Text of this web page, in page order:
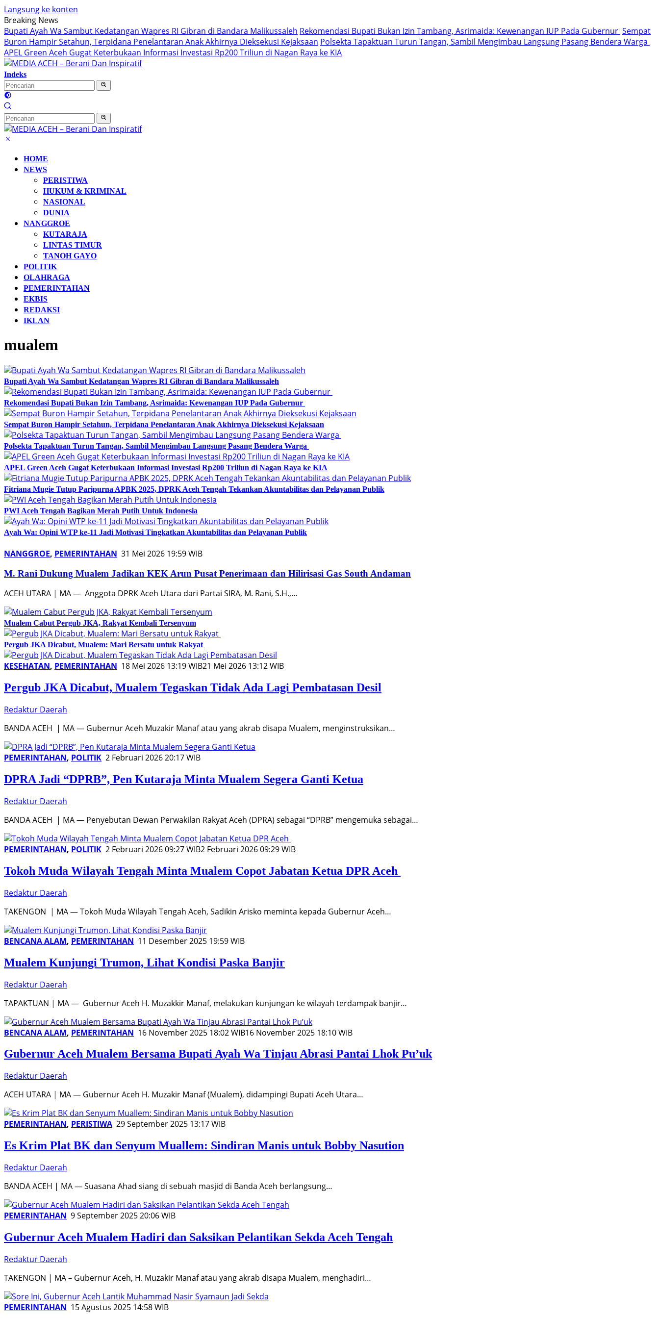
Langsung ke konten
Breaking News
Bupati Ayah Wa Sambut Kedatangan Wapres RI Gibran di Bandara Malikussaleh Rekomendasi Bupati Bukan Izin Tambang, Asrimaida: Kewenangan IUP Pada Gubernur Sempat
Buron Hampir Setahun, Terpidana Penelantaran Anak Akhirnya Dieksekusi Kejaksaan Polsekta Tapaktuan Turun Tangan, Sambil Mengimbau Langsung Pasang Bendera Warga
APEL Green Aceh Gugat Keterbukaan Informasi Investasi Rp200 Triliun di Nagan Raya ke KIA
Indeks
HOME
NEWS
PERISTIWA
HUKUM & KRIMINAL
NASIONAL
DUNIA
NANGGROE
KUTARAJA
LINTAS TIMUR
TANOH GAYO
POLITIK
OLAHRAGA
PEMERINTAHAN
EKBIS
REDAKSI
IKLAN
mualem
Bupati Ayah Wa Sambut Kedatangan Wapres RI Gibran di Bandara Malikussaleh
Rekomendasi Bupati Bukan Izin Tambang, Asrimaida: Kewenangan IUP Pada Gubernur
Sempat Buron Hampir Setahun, Terpidana Penelantaran Anak Akhirnya Dieksekusi Kejaksaan
Polsekta Tapaktuan Turun Tangan, Sambil Mengimbau Langsung Pasang Bendera Warga
APEL Green Aceh Gugat Keterbukaan Informasi Investasi Rp200 Triliun di Nagan Raya ke KIA
Fitriana Mugie Tutup Paripurna APBK 2025, DPRK Aceh Tengah Tekankan Akuntabilitas dan Pelayanan Publik
PWI Aceh Tengah Bagikan Merah Putih Untuk Indonesia
Ayah Wa: Opini WTP ke-11 Jadi Motivasi Tingkatkan Akuntabilitas dan Pelayanan Publik
NANGGROE, PEMERINTAHAN 31 Mei 2026 19:59 WIB
M. Rani Dukung Mualem Jadikan KEK Arun Pusat Penerimaan dan Hilirisasi Gas South Andaman
ACEH UTARA | MA — Anggota DPRK Aceh Utara dari Partai SIRA, M. Rani, S.H.,…
Mualem Cabut Pergub JKA, Rakyat Kembali Tersenyum
Pergub JKA Dicabut, Mualem: Mari Bersatu untuk Rakyat
KESEHATAN, PEMERINTAHAN 18 Mei 2026 13:19 WIB21 Mei 2026 13:12 WIB
Pergub JKA Dicabut, Mualem Tegaskan Tidak Ada Lagi Pembatasan Desil
Redaktur Daerah
BANDA ACEH | MA — Gubernur Aceh Muzakir Manaf atau yang akrab disapa Mualem, menginstruksikan…
PEMERINTAHAN, POLITIK 2 Februari 2026 20:17 WIB
DPRA Jadi “DPRB”, Pen Kutaraja Minta Mualem Segera Ganti Ketua
Redaktur Daerah
BANDA ACEH | MA — Penyebutan Dewan Perwakilan Rakyat Aceh (DPRA) sebagai “DPRB” mengemuka sebagai…
PEMERINTAHAN, POLITIK 2 Februari 2026 09:27 WIB2 Februari 2026 09:29 WIB
Tokoh Muda Wilayah Tengah Minta Mualem Copot Jabatan Ketua DPR Aceh
Redaktur Daerah
TAKENGON | MA — Tokoh Muda Wilayah Tengah Aceh, Sadikin Arisko meminta kepada Gubernur Aceh…
BENCANA ALAM, PEMERINTAHAN 11 Desember 2025 19:59 WIB
Mualem Kunjungi Trumon, Lihat Kondisi Paska Banjir
Redaktur Daerah
TAPAKTUAN | MA — Gubernur Aceh H. Muzakkir Manaf, melakukan kunjungan ke wilayah terdampak banjir…
BENCANA ALAM, PEMERINTAHAN 16 November 2025 18:02 WIB16 November 2025 18:10 WIB
Gubernur Aceh Mualem Bersama Bupati Ayah Wa Tinjau Abrasi Pantai Lhok Pu’uk
Redaktur Daerah
ACEH UTARA | MA — Gubernur Aceh H. Muzakir Manaf (Mualem), didampingi Bupati Aceh Utara…
PEMERINTAHAN, PERISTIWA 29 September 2025 13:17 WIB
Es Krim Plat BK dan Senyum Muallem: Sindiran Manis untuk Bobby Nasution
Redaktur Daerah
BANDA ACEH | MA — Suasana Ahad siang di sebuah masjid di Banda Aceh berlangsung…
PEMERINTAHAN 9 September 2025 20:06 WIB
Gubernur Aceh Mualem Hadiri dan Saksikan Pelantikan Sekda Aceh Tengah
Redaktur Daerah
TAKENGON | MA – Gubernur Aceh, H. Muzakir Manaf atau yang akrab disapa Mualem, menghadiri…
PEMERINTAHAN 15 Agustus 2025 14:58 WIB